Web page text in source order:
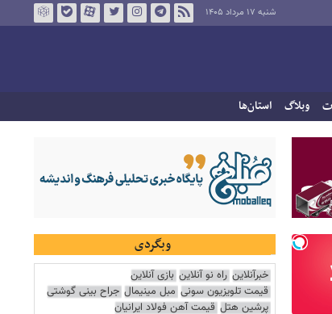
شنبه ۱۷ مرداد ۱۴۰۵
وبلاگ استان‌ها
وبگردی
خبرآنلاین راه نو آنلاین بازی آنلاین
قیمت تلویزیون سونی مبل مینیمال جراح بینی گوشتی
پرشین هتل قیمت آهن فولاد ایرانیان